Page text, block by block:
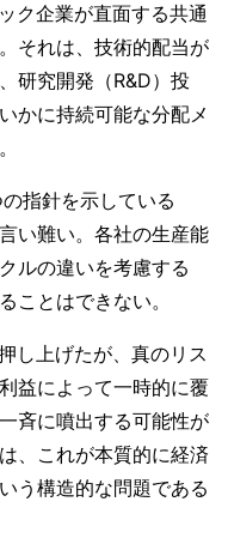
ク企業が直面する共通
それは、技術的配当が
研究開発（R&D）投
かに持続可能な分配メ
指針を示している
い難い。各社の生産能
ルの違いを考慮する
ことはできない。
し上げたが、真のリス
益によって一時的に覆
斉に噴出する可能性が
、これが本質的に経済
う構造的な問題である